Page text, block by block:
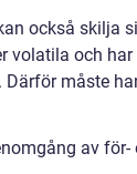
också skilja
volatila och
Därför måste
av